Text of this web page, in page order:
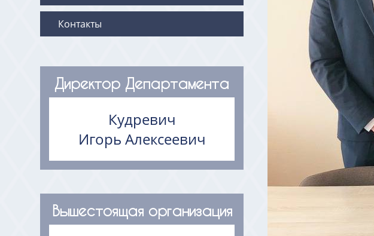
Контакты
Директор Департамента
Кудревич
Игорь Алексеевич
Вышестоящая организация